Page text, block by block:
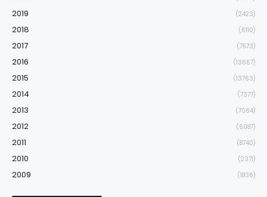
2019 (2423)
2018 (6110)
2017 (7573)
2016 (13667)
2015 (13763)
2014 (7377)
2013 (7064)
2012 (6087)
2011 (8740)
2010 (2371)
2009 (1836)